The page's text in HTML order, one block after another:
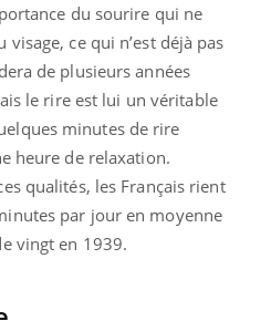
du sourire qui ne
ce qui n’est déjà pas
de plusieurs années
le rire est lui un véritable
minutes de rire
heure de relaxation.
qualités, les Français rient
par jour en moyenne
vingt en 1939.